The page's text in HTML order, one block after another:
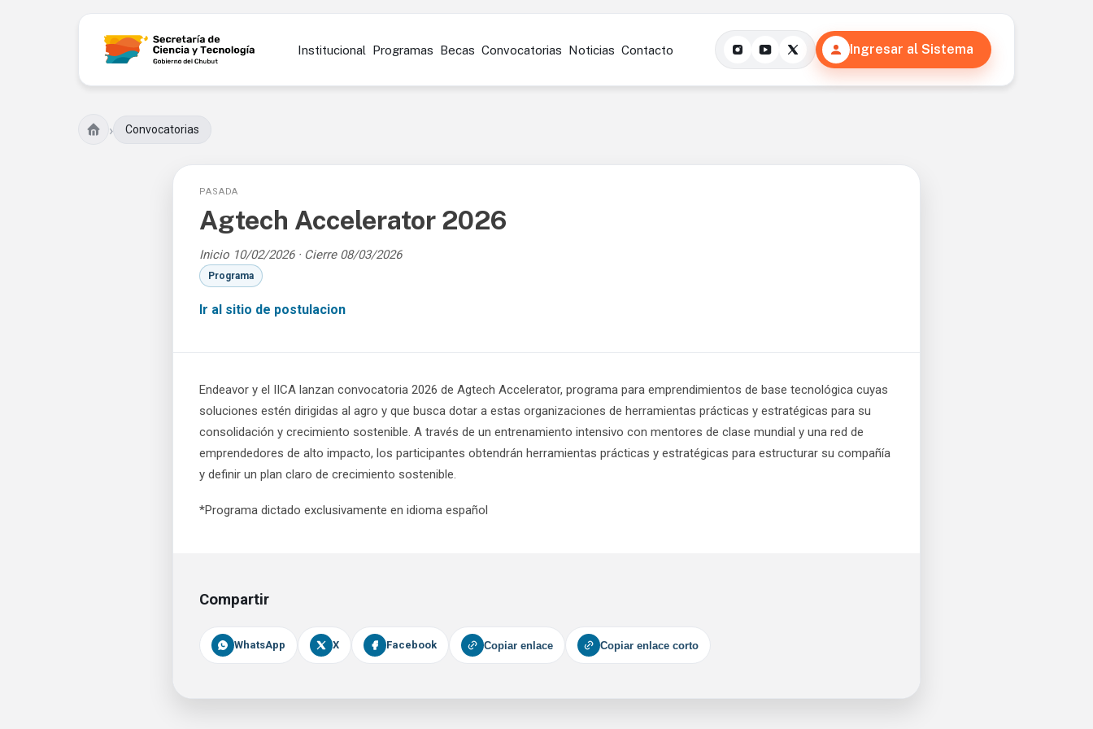
Institucional Programas Becas Convocatorias Noticias Contacto Ingresar al Sistema
› Convocatorias
PASADA
Agtech Accelerator 2026
Inicio 10/02/2026 · Cierre 08/03/2026
Programa
Ir al sitio de postulacion
Endeavor y el IICA lanzan convocatoria 2026 de Agtech Accelerator, programa para emprendimientos de base tecnológica cuyas
soluciones estén dirigidas al agro y que busca dotar a estas organizaciones de herramientas prácticas y estratégicas para su
consolidación y crecimiento sostenible. A través de un entrenamiento intensivo con mentores de clase mundial y una red de
emprendedores de alto impacto, los participantes obtendrán herramientas prácticas y estratégicas para estructurar su compañía
y definir un plan claro de crecimiento sostenible.
*Programa dictado exclusivamente en idioma español
Compartir
WhatsApp X Facebook Copiar enlace Copiar enlace corto